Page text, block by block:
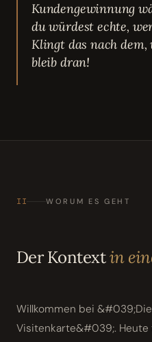
Kundengewinnung
du würdest echte,
Klingt das nach dem,
bleib dran!
II WORUM ES GEHT
Der Kontextin
Willkommen bei
Visitenkarte&#039;.